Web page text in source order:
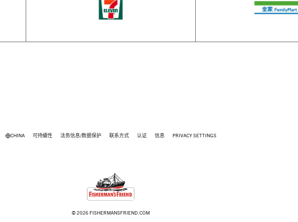
7eleven FamilyMart
CHINA 可持續性 法务信息/数据保护 联系方式 认证 信息 PRIVACY SETTINGS
© 2026 FISHERMANSFRIEND.COM